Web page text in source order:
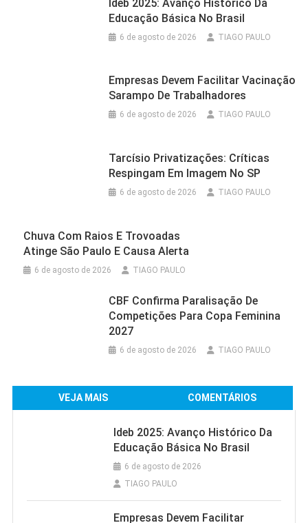
Ideb 2025: Avanço Histórico Da
Educação Básica No Brasil
6 de agosto de 2026 TIAGO PAULO
Empresas Devem Facilitar Vacinação
Sarampo De Trabalhadores
6 de agosto de 2026 TIAGO PAULO
Tarcísio Privatizações: Críticas
Respingam Em Imagem No SP
6 de agosto de 2026 TIAGO PAULO
Chuva Com Raios E Trovoadas
Atinge São Paulo E Causa Alerta
6 de agosto de 2026 TIAGO PAULO
CBF Confirma Paralisação De
Competições Para Copa Feminina
2027
6 de agosto de 2026 TIAGO PAULO
VEJA MAIS COMENTÁRIOS
Ideb 2025: Avanço Histórico Da
Educação Básica No Brasil
6 de agosto de 2026
TIAGO PAULO
Empresas Devem Facilitar